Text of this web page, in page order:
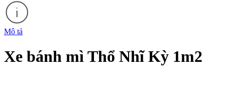
Mô tả
Xe bánh mì Thổ Nhĩ Kỳ 1m2